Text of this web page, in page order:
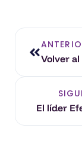
Volver
El líder